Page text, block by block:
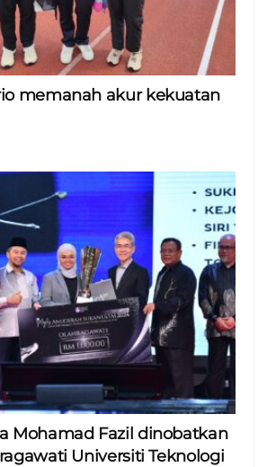
memanah akur kekuatan
Mohamad Fazil dinobatkan
Universiti Teknologi